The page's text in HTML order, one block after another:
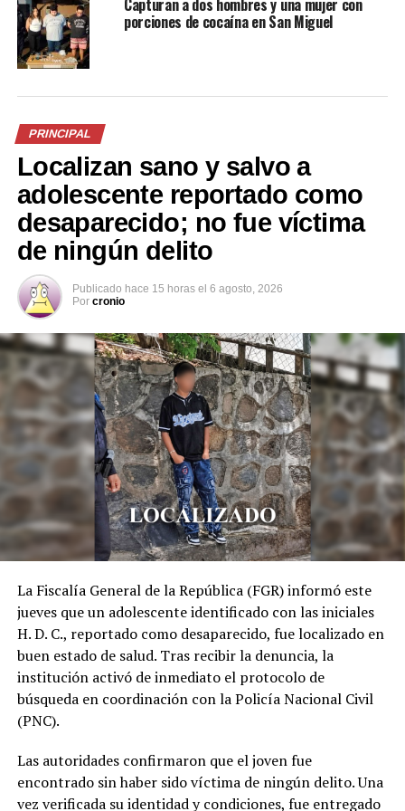
casos especiales de lavado y activos. Además, se
continuarán las investigaciones por sus vínculos con
Bruno Ventura y las actividades de narcotráfico.
Comparte esto:
Facebook
Me gusta esto:
Relacionado
Capturan a distribuidor de
droga con 36 porciones de
marihuana
25 enero, 2024
En «Nacionales»
PNC incauta $1,300 y joyas a
sujeto acusado además de
obligar a una mujer a tener
relaciones sexuales
21 marzo, 2019
En «Nacionales»
porciones de cocaína en San Miguel
PRINCIPAL
Localizan sano y salvo a
adolescente reportado como
desaparecido; no fue víctima
de ningún delito
Publicado hace 15 horas el 6 agosto, 2026
Por cronio
La Fiscalía General de la República (FGR) informó este
jueves que un adolescente identificado con las iniciales
H. D. C., reportado como desaparecido, fue localizado en
buen estado de salud. Tras recibir la denuncia, la
institución activó de inmediato el protocolo de
búsqueda en coordinación con la Policía Nacional Civil
(PNC).
Las autoridades confirmaron que el joven fue
encontrado sin haber sido víctima de ningún delito. Una
vez verificada su identidad y condiciones, fue entregado